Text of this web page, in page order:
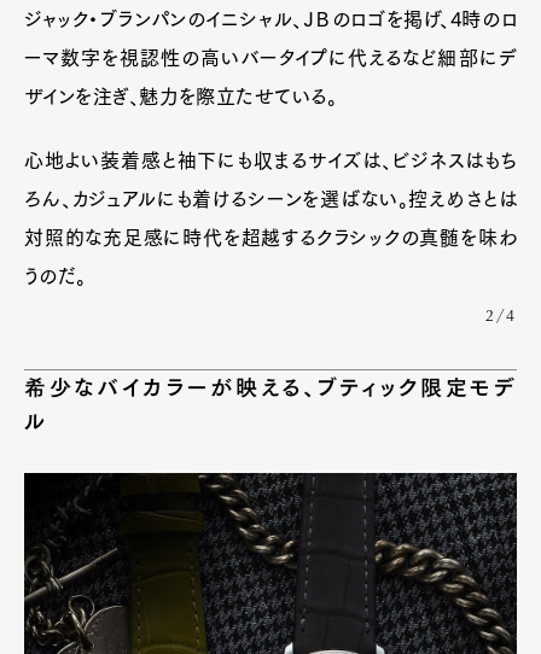
ジャック・ブランパンのイニシャル、ＪＢのロゴを掲げ、4時のロ
ーマ数字を視認性の高いバータイプに代えるなど細部にデ
ザインを注ぎ、魅力を際立たせている。
心地よい装着感と袖下にも収まるサイズは、ビジネスはもち
ろん、カジュアルにも着けるシーンを選ばない。控えめさとは
対照的な充足感に時代を超越するクラシックの真髄を味わ
うのだ。
2/4
希少なバイカラーが映える、ブティック限定モデ
ル